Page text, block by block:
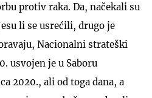
protiv raka. Da, načekali su
li se usrećili, drugo je
Nacionalni strateški
usvojen je u Saboru
2020., ali od toga dana, a